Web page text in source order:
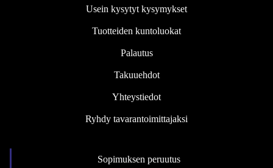
Usein kysytyt kysymykset
Tuotteiden kuntoluokat
Palautus
Takuuehdot
Yhteystiedot
Ryhdy tavarantoimittajaksi
Sopimuksen peruutus